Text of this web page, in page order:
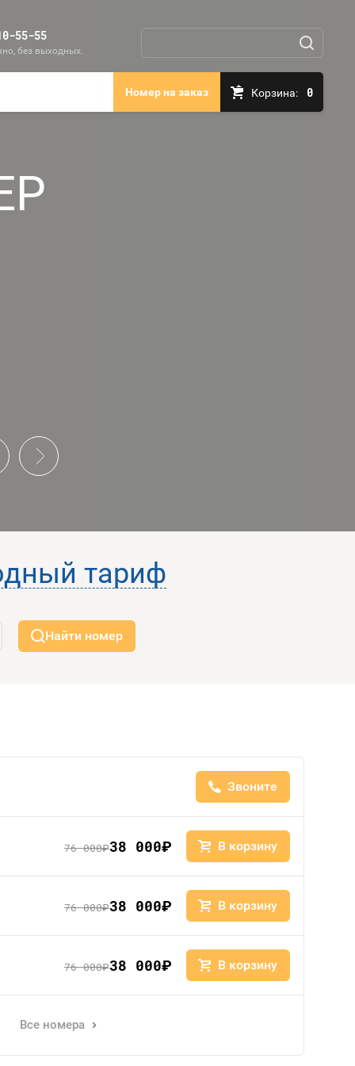
55-55
без выходных.
Номер на заказ Корзина: 0
Next
тариф
Найти номер
Звоните
38 000руб.
76 000руб. В корзину
38 000руб.
76 000руб. В корзину
38 000руб.
76 000руб. В корзину
Все номера